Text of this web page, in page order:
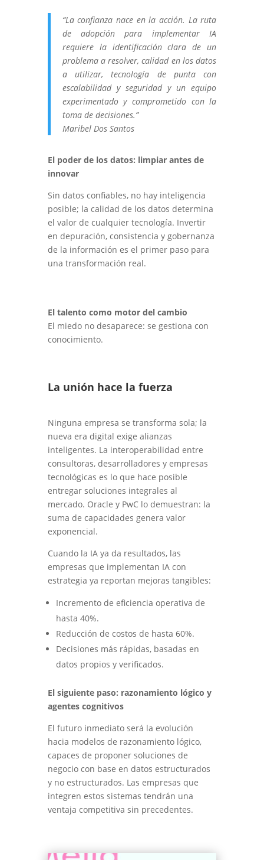
“La confianza nace en la acción. La ruta
de adopción para implementar IA
requiere la identificación clara de un
problema a resolver, calidad en los datos
a utilizar, tecnología de punta con
escalabilidad y seguridad y un equipo
experimentado y comprometido con la
toma de decisiones.”
Maribel Dos Santos
El poder de los datos: limpiar antes de
innovar
Sin datos confiables, no hay inteligencia
posible; la calidad de los datos determina
el valor de cualquier tecnología. Invertir
en depuración, consistencia y gobernanza
de la información es el primer paso para
una transformación real.
El talento como motor del cambio
El miedo no desaparece: se gestiona con
conocimiento.
La unión hace la fuerza
Ninguna empresa se transforma sola; la
nueva era digital exige alianzas
inteligentes. La interoperabilidad entre
consultoras, desarrolladores y empresas
tecnológicas es lo que hace posible
entregar soluciones integrales al
mercado. Oracle y PwC lo demuestran: la
suma de capacidades genera valor
exponencial.
Cuando la IA ya da resultados, las
empresas que implementan IA con
estrategia ya reportan mejoras tangibles:
Incremento de eficiencia operativa de
hasta 40%.
Reducción de costos de hasta 60%.
Decisiones más rápidas, basadas en
datos propios y verificados.
El siguiente paso: razonamiento lógico y
agentes cognitivos
El futuro inmediato será la evolución
hacia modelos de razonamiento lógico,
capaces de proponer soluciones de
negocio con base en datos estructurados
y no estructurados. Las empresas que
integren estos sistemas tendrán una
ventaja competitiva sin precedentes.